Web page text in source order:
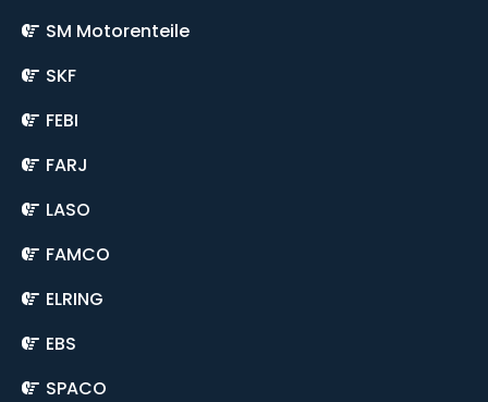
SM Motorenteile
SKF
FEBI
FARJ
LASO
FAMCO
ELRING
EBS
SPACO